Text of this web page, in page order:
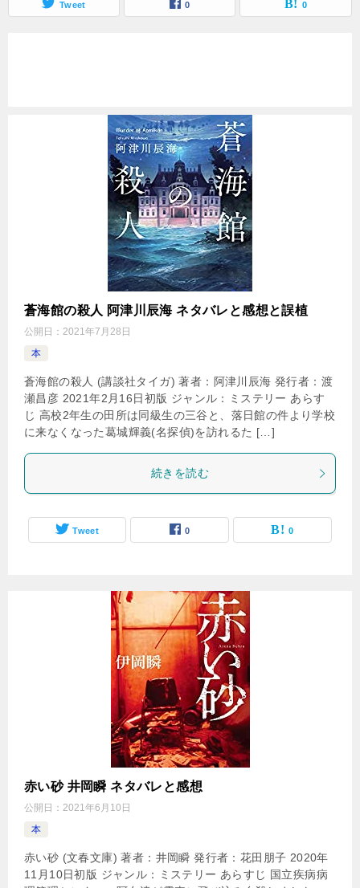
Tweet 0 0
蒼海館の殺人 阿津川辰海 ネタバレと感想と誤植
公開日： 2021年7月28日
本
蒼海館の殺人 (講談社タイガ) 著者：阿津川辰海 発行者：渡
瀬昌彦 2021年2月16日初版 ジャンル：ミステリー あらす
じ 高校2年生の田所は同級生の三谷と、落日館の件より学校
に来なくなった葛城輝義(名探偵)を訪れるた […]
続きを読む
Tweet 0 0
赤い砂 井岡瞬 ネタバレと感想
公開日： 2021年6月10日
本
赤い砂 (文春文庫) 著者：井岡瞬 発行者：花田朋子 2020年
11月10日初版 ジャンル：ミステリー あらすじ 国立疾病病